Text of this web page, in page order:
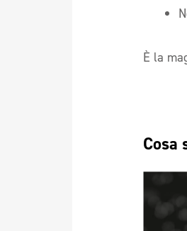
È la
Cosa